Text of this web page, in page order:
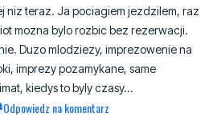
niz teraz. Ja pociagiem jezdzilem, raz
mozna bylo rozbic bez rezerwacji.
Duzo mlodziezy, imprezowenie na
imprezy pozamykane, same
kiedys to byly czasy...
Odpowiedz na komentarz